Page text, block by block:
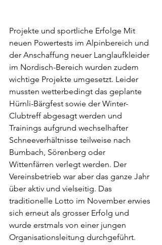
Projekte und sportliche Erfolge Mit
neuen Powertests im Alpinbereich und
der Anschaffung neuer Langlaufkleider
im Nordisch-Bereich wurden zudem
wichtige Projekte umgesetzt. Leider
mussten wetterbedingt das geplante
Hürnli-Bärgfest sowie der Winter-
Clubtreff abgesagt werden und
Trainings aufgrund wechselhafter
Schneeverhältnisse teilweise nach
Bumbach, Sörenberg oder
Wittenfärren verlegt werden. Der
Vereinsbetrieb war aber das ganze Jahr
über aktiv und vielseitig. Das
traditionelle Lotto im November erwies
sich erneut als grosser Erfolg und
wurde erstmals von einer jungen
Organisationsleitung durchgeführt.